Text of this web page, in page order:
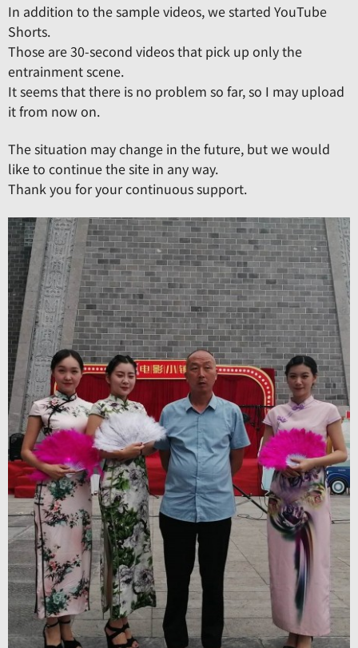
In addition to the sample videos, we started YouTube
Shorts.
Those are 30-second videos that pick up only the
entrainment scene.
It seems that there is no problem so far, so I may upload
it from now on.
The situation may change in the future, but we would
like to continue the site in any way.
Thank you for your continuous support.